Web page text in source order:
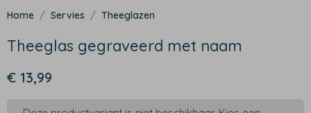
Servies Theeglazen
Theeglas gegraveerd met naam
€ 13,99